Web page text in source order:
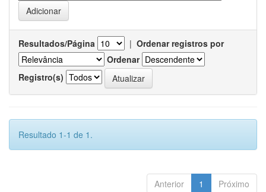
Resultados/Página | Ordenar registros por
Ordenar
Registro(s)
Resultado 1-1 de 1.
Anterior 1 Próximo